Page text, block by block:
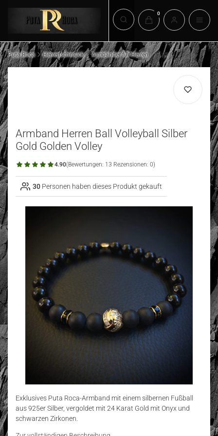
Suchmaschine öffnen
Produkte im
Puta Roca Herrenschmuck Armbänder für Herren
Armband Herren Ball Volleyball Silber
Gold Golden Volley
4.90(Bewertungen: 13 Rezensionen: 0)
30 Personen haben dieses Produkt gekauft
Exklusives Puta Roca-Armband mit einem silbernen Fußball
aus 925er Silber, vergoldet mit 24 Karat Gold mit Onyx und
schwarzen Zirkonen.